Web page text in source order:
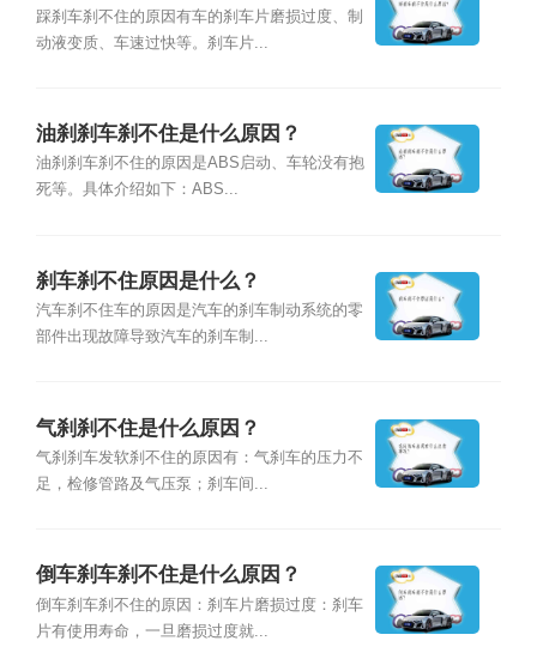
踩刹车刹不住的原因有车的刹车片磨损过度、制
动液变质、车速过快等。刹车片...
油刹刹车刹不住是什么原因？
油刹刹车刹不住的原因是ABS启动、车轮没有抱
死等。具体介绍如下：ABS...
刹车刹不住原因是什么？
汽车刹不住车的原因是汽车的刹车制动系统的零
部件出现故障导致汽车的刹车制...
气刹刹不住是什么原因？
气刹刹车发软刹不住的原因有：气刹车的压力不
足，检修管路及气压泵；刹车间...
倒车刹车刹不住是什么原因？
倒车刹车刹不住的原因：刹车片磨损过度：刹车
片有使用寿命，一旦磨损过度就...